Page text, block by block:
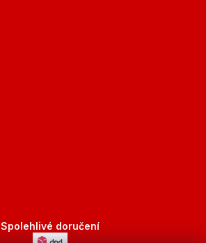
Spolehlivé doručení